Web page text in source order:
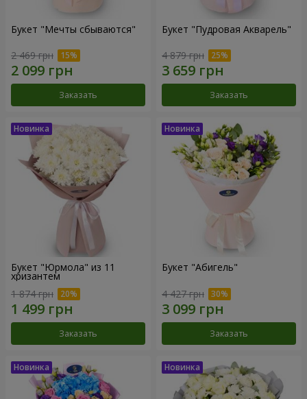
Букет "Мечты сбываются"
2 469 грн
Заказать
Букет "Пудровая Акварель"
4 879 грн
Заказать
Букет "Юрмола" из 11
хризантем
1 874 грн
Заказать
Букет "Абигель"
4 427 грн
Заказать